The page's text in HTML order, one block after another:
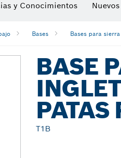
y Conocimientos
Bases Bases para
BASE
PATAS
T1B